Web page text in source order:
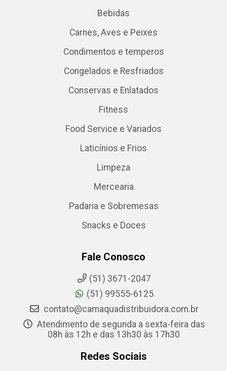
Bebidas
Carnes, Aves e Peixes
Condimentos e temperos
Congelados e Resfriados
Conservas e Enlatados
Fitness
Food Service e Variados
Laticínios e Frios
Limpeza
Mercearia
Padaria e Sobremesas
Snacks e Doces
Fale Conosco
(51) 3671-2047
(51) 99555-6125
contato@camaquadistribuidora.com.br
Atendimento de segunda a sexta-feira das
08h às 12h e das 13h30 às 17h30
Redes Sociais